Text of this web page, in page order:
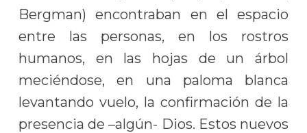
Bergman) encontraban en el espacio
entre las personas, en los rostros
humanos, en las hojas de un árbol
meciéndose, en una paloma blanca
levantando vuelo, la confirmación de la
presencia de –algún- Dios. Estos nuevos